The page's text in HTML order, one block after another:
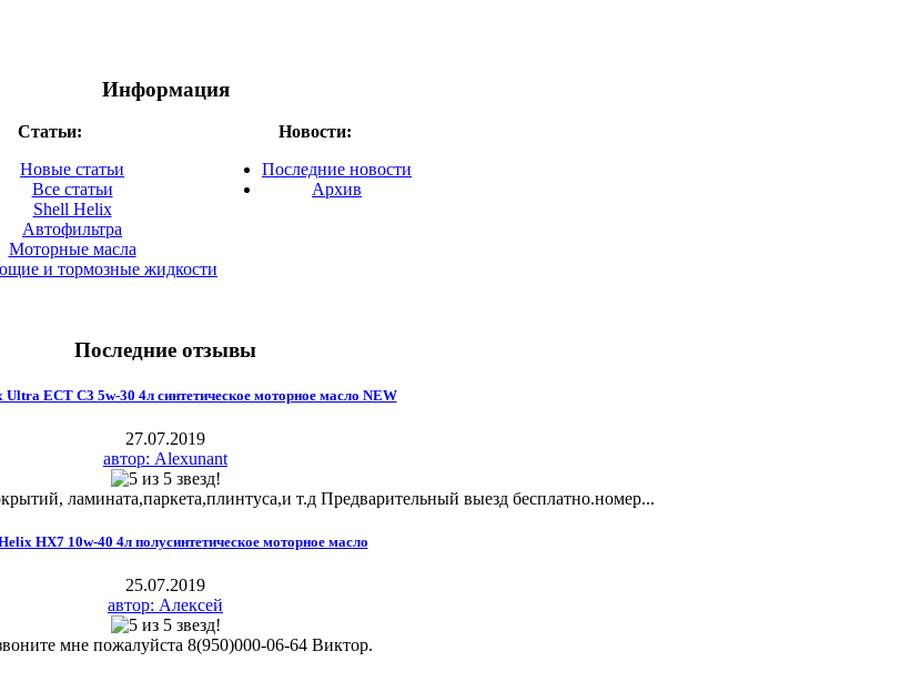
Информация
Статьи:
Новые статьи
Все статьи
Shell Helix
Автофильтра
Моторные масла
и тормозные жидкости
Новости:
Последние новости
Архив
Последние отзывы
Ultra ECT C3 5w-30 4л синтетическое моторное масло NEW
27.07.2019
автор: Alexunant
ламината,паркета,плинтуса,и т.д Предварительный выезд бесплатно.номер...
HX7 10w-40 4л полусинтетическое моторное масло
25.07.2019
автор: Алексей
мне пожалуйста 8(950)000-06-64 Виктор.